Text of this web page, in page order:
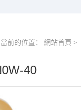
前的位置： 網站首頁 >
40